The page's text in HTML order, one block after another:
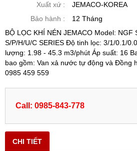
Xuất xứ :
JEMACO-KOREA
Bảo hành :
12 Tháng
BỘ LỌC KHÍ NÉN JEMACO Model: NGF
S/P/H/U/C SERIES Độ tinh lọc: 3/1/0.1/
lượng: 1.98 - 45.3 m3/phút Áp suất: 16
bao gồm: Van xả nước tự động và Đồng
0985 459 559
Call: 0985-843-778
CHI TIẾT